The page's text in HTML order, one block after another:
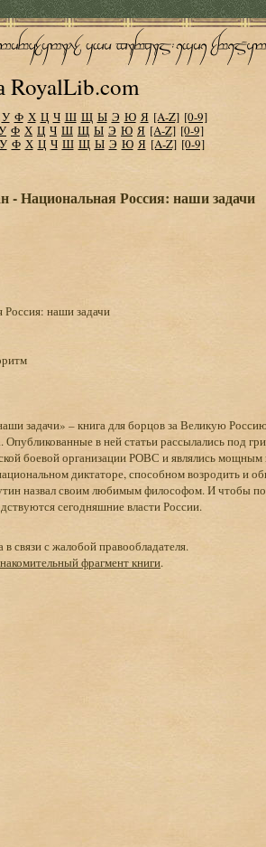
RoyalLib.com
У Ф Х Ц Ч Ш Щ Ы Э Ю Я [A-Z] [0-9]
Ф Х Ц Ч Ш Щ Ы Э Ю Я [A-Z] [0-9]
У Ф Х Ц Ч Ш Щ Ы Э Ю Я [A-Z] [0-9]
- Национальная Россия: наши задачи
Россия: наши задачи
задачи» – книга для борцов за Великую
Опубликованные в ней статьи рассылались под
боевой организации РОВС и являлись мощным
диктаторе, способном возродить и
назвал своим любимым философом. И чтобы
сегодняшние власти России.
связи с жалобой правообладателя.
фрагмент книги.